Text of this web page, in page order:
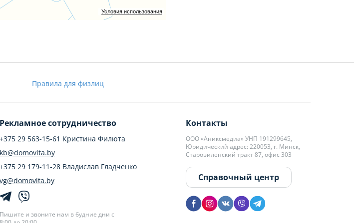
Условия использования
Правила для физлиц
Рекламное сотрудничество
+375 29 563-15-61 Кристина Филюта
kb@domovita.by
+375 29 179-11-28 Владислав Гладченко
vg@domovita.by
Пишите и звоните нам в будние дни с
Контакты
ООО «Аниксмедиа» УНП 191299645,
Юридический адрес: 220053, г. Минск,
Старовиленский тракт 87, офис 303
Справочный центр